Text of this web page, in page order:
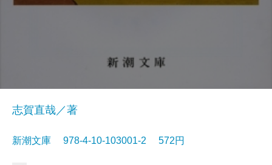
志賀直哉／著
新潮文庫 978-4-10-103001-2 572円